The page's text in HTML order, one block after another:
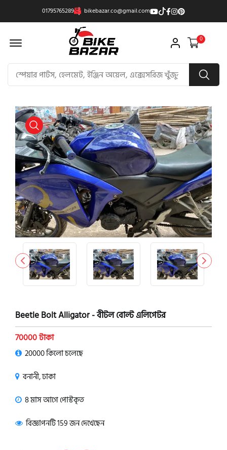
01795765289 bikebazar.co@gmail.com
Offcanvas Menu Open 0
product view
Beetle Bolt Alligator - বীটল বোল্ট এলিগেটর
70000 টাকা
20000 কিলো চলেছে
বনানী, ঢাকা
8 মাস আগে পোস্টকৃত
বিজ্ঞাপনটি 159 জন দেখেছেন